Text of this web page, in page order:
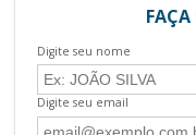
Digite seu nome
Digite seu email